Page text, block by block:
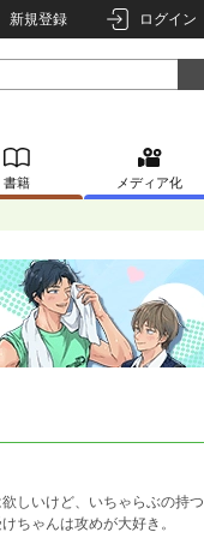
新規登録 ログイン
書籍 メディア化
しいけど、いちゃらぶの持つ
ちゃんは攻めが大好き。